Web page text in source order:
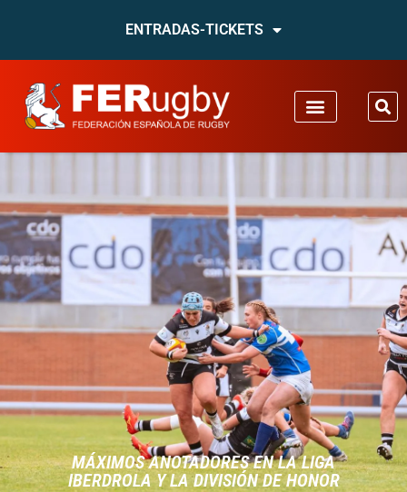
ENTRADAS-TICKETS
MÁXIMOS ANOTADORES EN LA LIGA
IBERDROLA Y LA DIVISIÓN DE HONOR